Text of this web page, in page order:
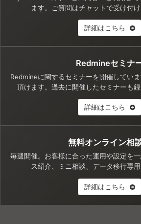
ます。ご質問はチャットで受け付け
詳細はこちら
Redmineセミナ
Redmineに関するセミナーを開催してい
頂けます。過去に開催したセミナーも録
詳細はこちら
無料オンライン相
毎週開催。お客様に合った運用や設定を
ス紹介、ミニ相談、データ移行専用
詳細はこちら